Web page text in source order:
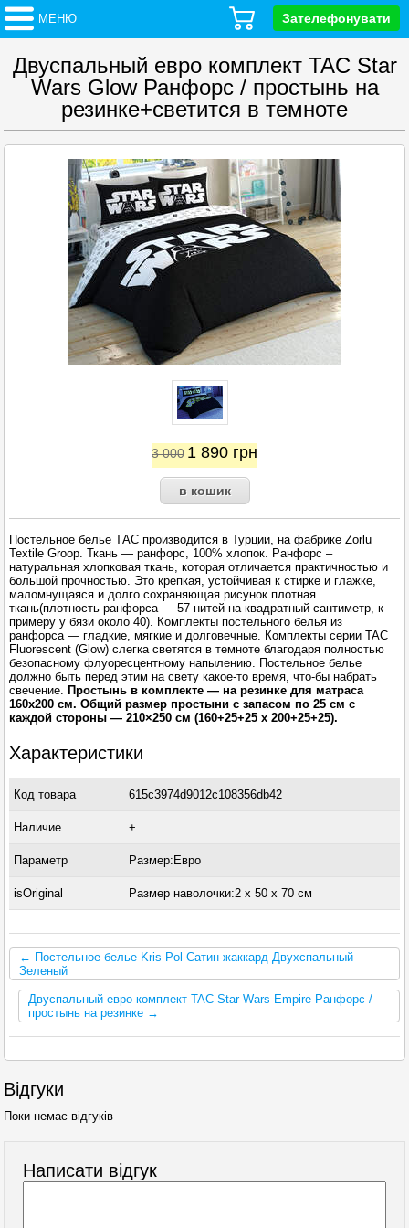
МЕНЮ Зателефонувати
Двуспальный евро комплект TAC Star
Wars Glow Ранфорс / простынь на
резинке+светится в темноте
3 000 1 890 грн
Постельное белье ТАС производится в Турции, на фабрике Zorlu
Textile Groop. Ткань — ранфорс, 100% хлопок. Ранфорс –
натуральная хлопковая ткань, которая отличается практичностью и
большой прочностью. Это крепкая, устойчивая к стирке и глажке,
маломнущаяся и долго сохраняющая рисунок плотная
ткань(плотность ранфорса — 57 нитей на квадратный сантиметр, к
примеру у бязи около 40). Комплекты постельного белья из
ранфорса — гладкие, мягкие и долговечные. Комплекты серии TAC
Fluorescent (Glow) слегка светятся в темноте благодаря полностью
безопасному флуоресцентному напылению. Постельное белье
должно быть перед этим на свету какое-то время, что-бы набрать
свечение. Простынь в комплекте — на резинке для матраса
160х200 см. Общий размер простыни с запасом по 25 см с
каждой стороны — 210×250 см (160+25+25 x 200+25+25).
Характеристики
Код товара 615c3974d9012c108356db42
Наличие +
Параметр Размер:Евро
isOriginal Размер наволочки:2 x 50 х 70 см
← Постельное белье Kris-Pol Сатин-жаккард Двухспальный
Зеленый
Двуспальный евро комплект TAC Star Wars Empire Ранфорс /
простынь на резинке →
Відгуки
Поки немає відгуків
Написати відгук